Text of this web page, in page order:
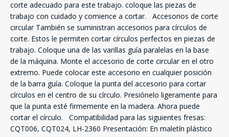
corte adecuado para este trabajo. coloque las piezas de
trabajo con cuidado y comience a cortar. Accesorios de corte
circular También se suministran accesorios para círculos de
corte. Estos le permiten cortar círculos perfectos en piezas de
trabajo. Coloque una de las varillas guía paralelas en la base
de la máquina. Monte el accesorio de corte circular en el otro
extremo. Puede colocar este accesorio en cualquier posición
de la barra guía. Coloque la punta del accesorio para cortar
círculos en el centro de su círculo. Presiónelo ligeramente para
que la punta esté firmemente en la madera. Ahora puede
cortar el círculo. Compatibilidad para las siguientes fresas:
CQT006, CQT024, LH-2360 Presentación: En maletín plástico